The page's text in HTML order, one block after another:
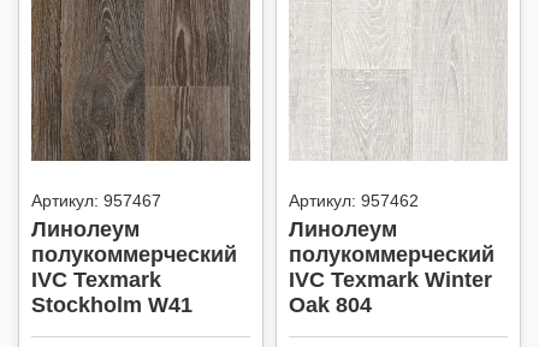
Артикул: 957467
Линолеум
полукоммерческий
IVC Texmark
Stockholm W41
Артикул: 957462
Линолеум
полукоммерческий
IVC Texmark Winter
Oak 804